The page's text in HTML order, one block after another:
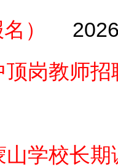
）
岗教师
学校长